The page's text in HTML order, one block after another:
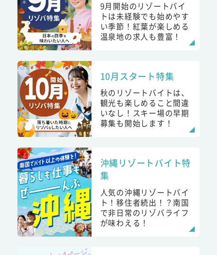
9月開始のリゾートバイ
トは未経験でも始めやす
い季節！紅葉が楽しめる
温泉地の求人も豊富！
10月スタート特集
秋のリゾートバイトは、
観光も楽しめること間違
いなし！スキー場の早期
募集も開始します！
沖縄リゾートバイト特
集
人気の沖縄リゾートバイ
ト！移住者続出！？南国
で非日常のリゾバライフ
が味わえる！